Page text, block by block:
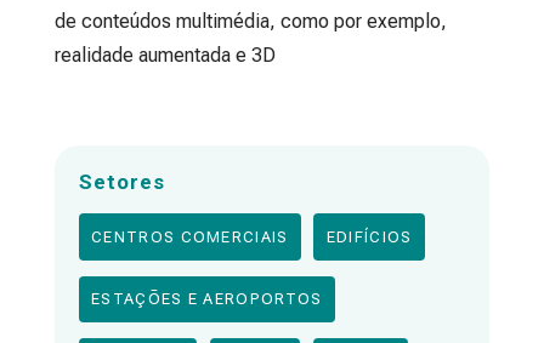
de conteúdos multimédia, como por exemplo,
realidade aumentada e 3D
Setores
CENTROS COMERCIAIS EDIFÍCIOS
ESTAÇÕES E AEROPORTOS